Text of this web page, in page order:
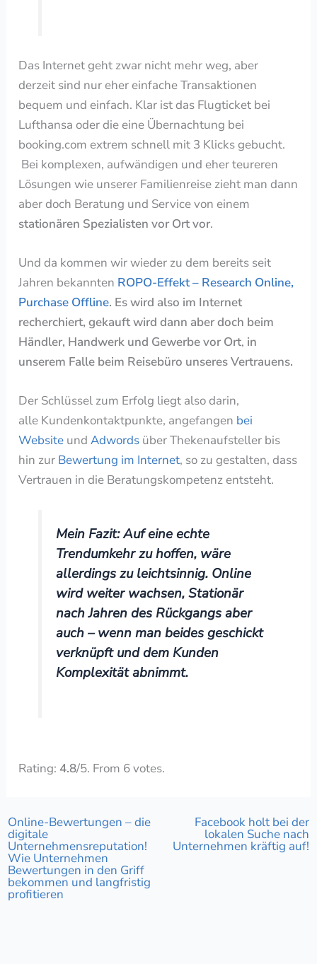
Das Internet geht zwar nicht mehr weg, aber
derzeit sind nur eher einfache Transaktionen
bequem und einfach. Klar ist das Flugticket bei
Lufthansa oder die eine Übernachtung bei
booking.com extrem schnell mit 3 Klicks gebucht.
Bei komplexen, aufwändigen und eher teureren
Lösungen wie unserer Familienreise zieht man dann
aber doch Beratung und Service von einem
stationären Spezialisten vor Ort vor.
Und da kommen wir wieder zu dem bereits seit
Jahren bekannten ROPO-Effekt – Research Online,
Purchase Offline. Es wird also im Internet
recherchiert, gekauft wird dann aber doch beim
Händler, Handwerk und Gewerbe vor Ort, in
unserem Falle beim Reisebüro unseres Vertrauens.
Der Schlüssel zum Erfolg liegt also darin,
alle Kundenkontaktpunkte, angefangen bei
Website und Adwords über Thekenaufsteller bis
hin zur Bewertung im Internet, so zu gestalten, dass
Vertrauen in die Beratungskompetenz entsteht.
Mein Fazit: Auf eine echte
Trendumkehr zu hoffen, wäre
allerdings zu leichtsinnig. Online
wird weiter wachsen, Stationär
nach Jahren des Rückgangs aber
auch – wenn man beides geschickt
verknüpft und dem Kunden
Komplexität abnimmt.
Rating: 4.8/5. From 6 votes.
Online-Bewertungen – die
digitale
Unternehmensreputation!
Wie Unternehmen
Bewertungen in den Griff
bekommen und langfristig
profitieren
Facebook holt bei der
lokalen Suche nach
Unternehmen kräftig auf!